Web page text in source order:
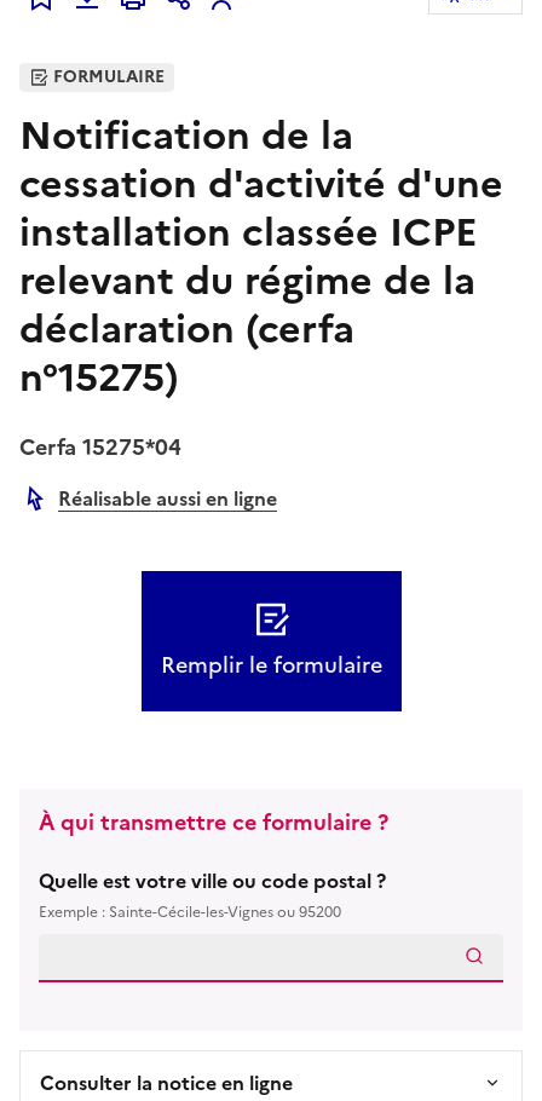
Ajouter à mes favoris
FORMULAIRE
Notification de la
cessation d'activité d'une
installation classée ICPE
relevant du régime de la
déclaration (cerfa
n°15275)
Cerfa 15275*04
Réalisable aussi en ligne
Remplir le formulaire
À qui transmettre ce formulaire ?
Quelle est votre ville ou code postal ?
Exemple : Sainte-Cécile-les-Vignes ou 95200
Consulter la notice en ligne